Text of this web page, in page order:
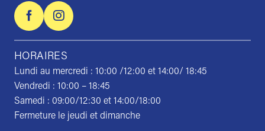
HORAIRES
Lundi au mercredi : 10:00 /12:00 et 14:00/ 18:45
Vendredi : 10:00 – 18:45
Samedi : 09:00/12:30 et 14:00/18:00
Fermeture le jeudi et dimanche